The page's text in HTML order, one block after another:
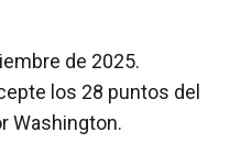
de 2025.
los 28 puntos del
Washington.